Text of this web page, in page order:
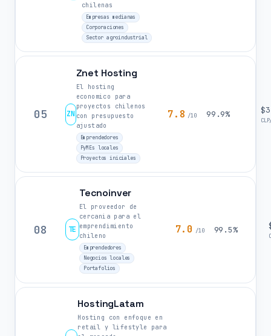
chilenas
Empresas medianas
Corporaciones
Sector agroindustrial
05 ZN
Znet Hosting
El hosting
economico para
proyectos chilenos
con presupuesto
ajustado
Emprendedores
PyMEs locales
Proyectos iniciales
7.8 /10 99.9%
08 TE
Tecnoinver
El proveedor de
cercania para el
emprendimiento
chileno
Emprendedores
Negocios locales
Portafolios
7.0 /10 99.5%
HostingLatam
Hosting con enfoque en
retail y lifestyle para